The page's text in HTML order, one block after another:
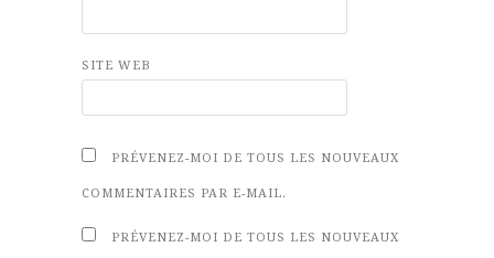
SITE WEB
PRÉVENEZ-MOI DE TOUS LES NOUVEAUX
COMMENTAIRES PAR E-MAIL.
PRÉVENEZ-MOI DE TOUS LES NOUVEAUX